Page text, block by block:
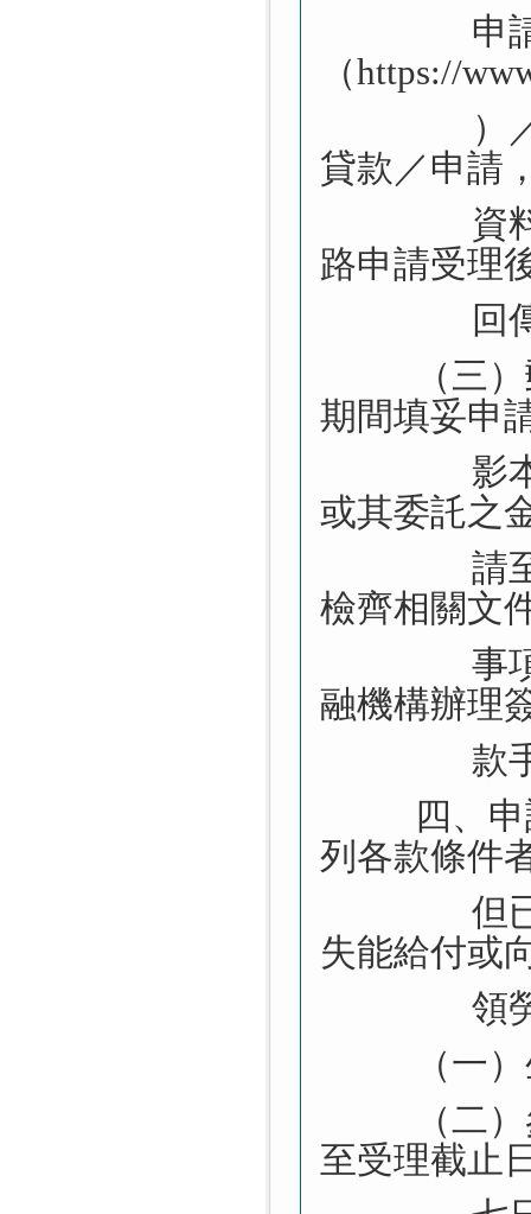
申
（https://
）
貸款／申請
資
路申請受理
回
（三
期間填妥申
影
或其委託之
請
檢齊相關文
事
融機構辦理
款
四、
列各款條件
但
失能給付或
領
（一
（二
至受理截止